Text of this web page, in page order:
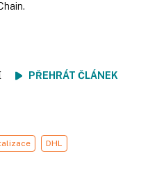
PŘEHRÁT ČLÁNEK
DHL